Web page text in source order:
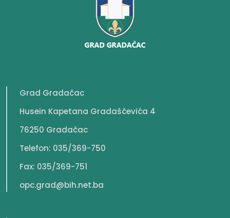
Grad Gradačac
Husein Kapetana Gradaščevića 4
76250 Gradačac
Telefon: 035/369-750
Fax: 035/369-751
opc.grad@bih.net.ba